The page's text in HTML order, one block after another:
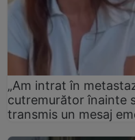
„Am intrat în
cutremurător înainte
transmis un mesaj